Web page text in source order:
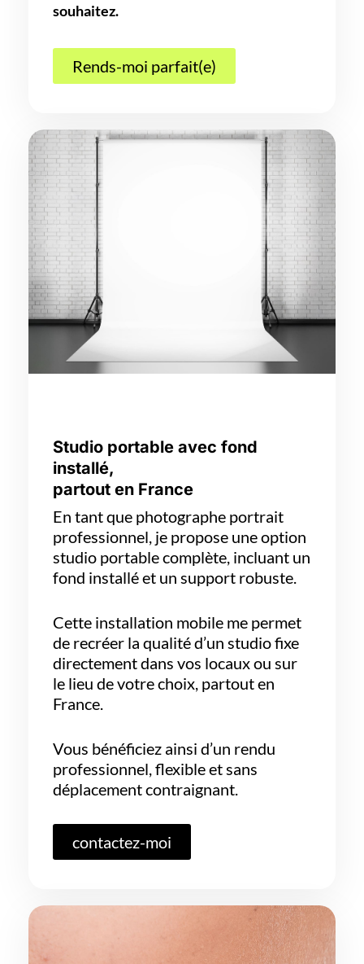
souhaitez.
Rends-moi parfait(e)
Studio portable avec fond
installé,
partout en France
En tant que photographe portrait
professionnel, je propose une option
studio portable complète, incluant un
fond installé et un support robuste.
Cette installation mobile me permet
de recréer la qualité d’un studio fixe
directement dans vos locaux ou sur
le lieu de votre choix, partout en
France.
Vous bénéficiez ainsi d’un rendu
professionnel, flexible et sans
déplacement contraignant.
contactez-moi